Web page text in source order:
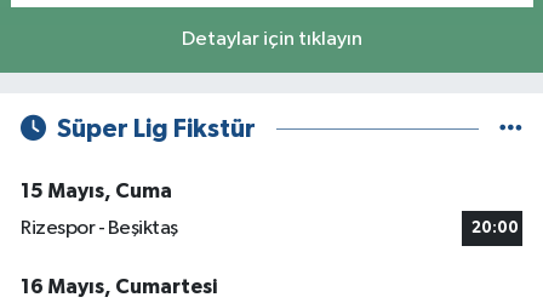
Detaylar için tıklayın
Süper Lig Fikstür
15 Mayıs, Cuma
Rizespor - Beşiktaş
20:00
16 Mayıs, Cumartesi